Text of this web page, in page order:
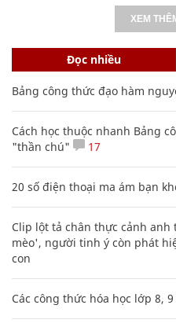
XEM
Đọc nhiều
Bảng công thức đạo hàm
Cách học thuộc nhanh Bảng
"thần chú"
17
20 số điện thoại ma ám bạn
Clip lột tả chân thực cảnh
mèo', người tinh ý còn phát
con
Các công thức hóa học lớp 8,